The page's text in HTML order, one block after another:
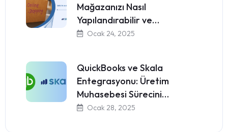
Mağazanızı Nasıl
Yapılandırabilir ve…
Ocak 24, 2025
QuickBooks ve Skala
Entegrasyonu: Üretim
Muhasebesi Sürecini…
Ocak 28, 2025